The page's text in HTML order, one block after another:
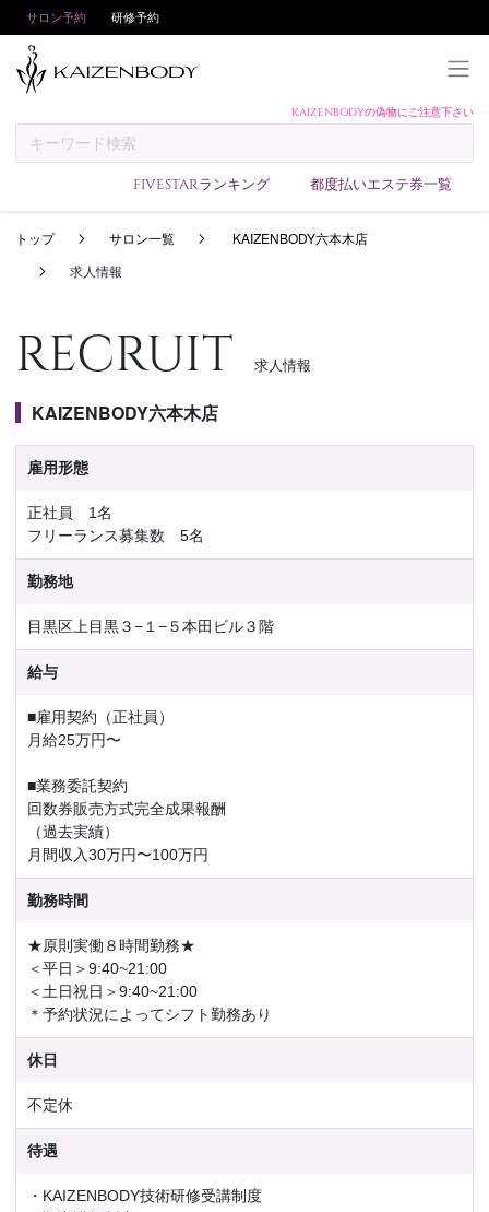
サロン予約 研修予約
KAIZENBODYの偽物にご注意下さい
FIVESTARランキング 都度払いエステ券一覧
予約方法
サロンランキング
美コインランキング
トップ サロン一覧
KAIZENBODY六本木店
求人情報
RECRUIT 求人情報
KAIZENBODY六本木店
雇用形態
正社員 1名
フリーランス募集数 5名
勤務地
目黒区上目黒３−１−５本田ビル３階
給与
■雇用契約（正社員）
月給25万円〜
■業務委託契約
回数券販売方式完全成果報酬
（過去実績）
月間収入30万円〜100万円
勤務時間
★原則実働８時間勤務★
＜平日＞9:40~21:00
＜土日祝日＞9:40~21:00
＊予約状況によってシフト勤務あり
休日
不定休
待遇
・KAIZENBODY技術研修受講制度